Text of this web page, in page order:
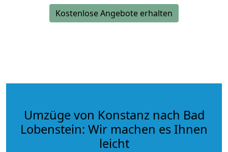
Kostenlose Angebote erhalten
Umzüge von Konstanz nach Bad
Lobenstein: Wir machen es Ihnen
leicht